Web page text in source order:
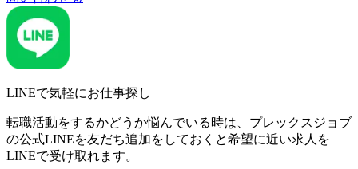
LINEで気軽にお仕事探し
転職活動をするかどうか悩んでいる時は、プレックスジョブ
の公式LINEを友だち追加をしておくと希望に近い求人を
LINEで受け取れます。